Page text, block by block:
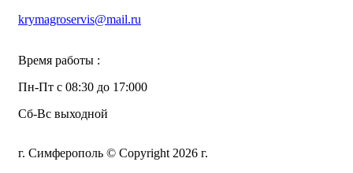
krymagroservis@mail.ru
Время работы :
Пн-Пт с 08:30 до 17:000
Сб-Вс выходной
г. Симферополь © Copyright 2026 г.